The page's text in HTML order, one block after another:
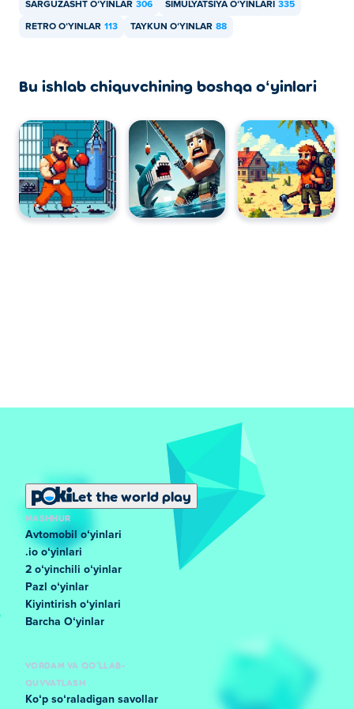
SARGUZASHT OʻYINLAR 306 SIMULYATSIYA OʻYINLARI 335
RETRO OʻYINLAR 113 TAYKUN OʻYINLAR 88
Bu ishlab chiquvchining boshqa oʻyinlari
Let the world play
MASHHUR
Avtomobil oʻyinlari
.io oʻyinlari
2 oʻyinchili oʻyinlar
Pazl oʻyinlar
Kiyintirish oʻyinlari
Barcha Oʻyinlar
YORDAM VA QO'LLAB-
QUVVATLASH
Koʻp soʻraladigan savollar